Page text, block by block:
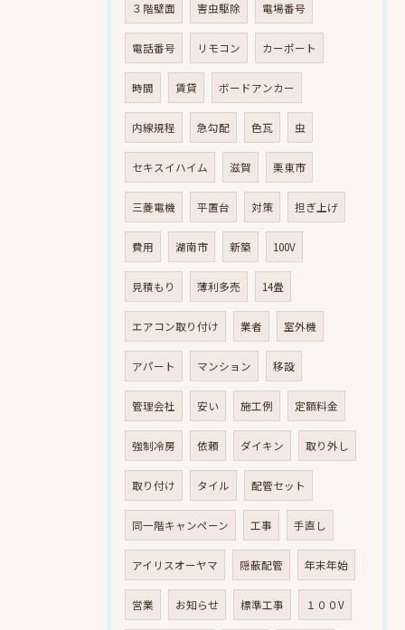
３階壁面 害虫駆除 電場番号
電話番号 リモコン カーポート
時間 賃貸 ボードアンカー
内線規程 急勾配 色瓦 虫
セキスイハイム 滋賀 栗東市
三菱電機 平置台 対策 担ぎ上げ
費用 湖南市 新築 100V
見積もり 薄利多売 14畳
エアコン取り付け 業者 室外機
アパート マンション 移設
管理会社 安い 施工例 定額料金
強制冷房 依頼 ダイキン 取り外し
取り付け タイル 配管セット
同一階キャンペーン 工事 手直し
アイリスオーヤマ 隠蔽配管 年末年始
営業 お知らせ 標準工事 １００V